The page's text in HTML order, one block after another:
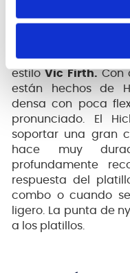
La líneaAmerican
estiloVic Firth. Con
están hechos de
densa con poca
pronunciado. El
soportar una gran
hace muy
profundamente
respuesta del
combo o cuando
ligero. La punta de
a los platillos.